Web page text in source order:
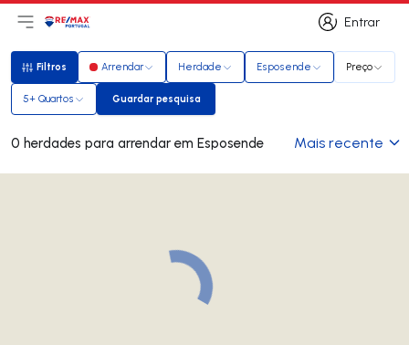
Entrar
Entrar
Abri menu principal
LogoIr para página inicial
Filtros
Filtros Arrendar Herdade Esposende Preço
5+ Quartos Guardar pesquisa
Guardar pesquisa
0 herdades para arrendar em Esposende Mais recente